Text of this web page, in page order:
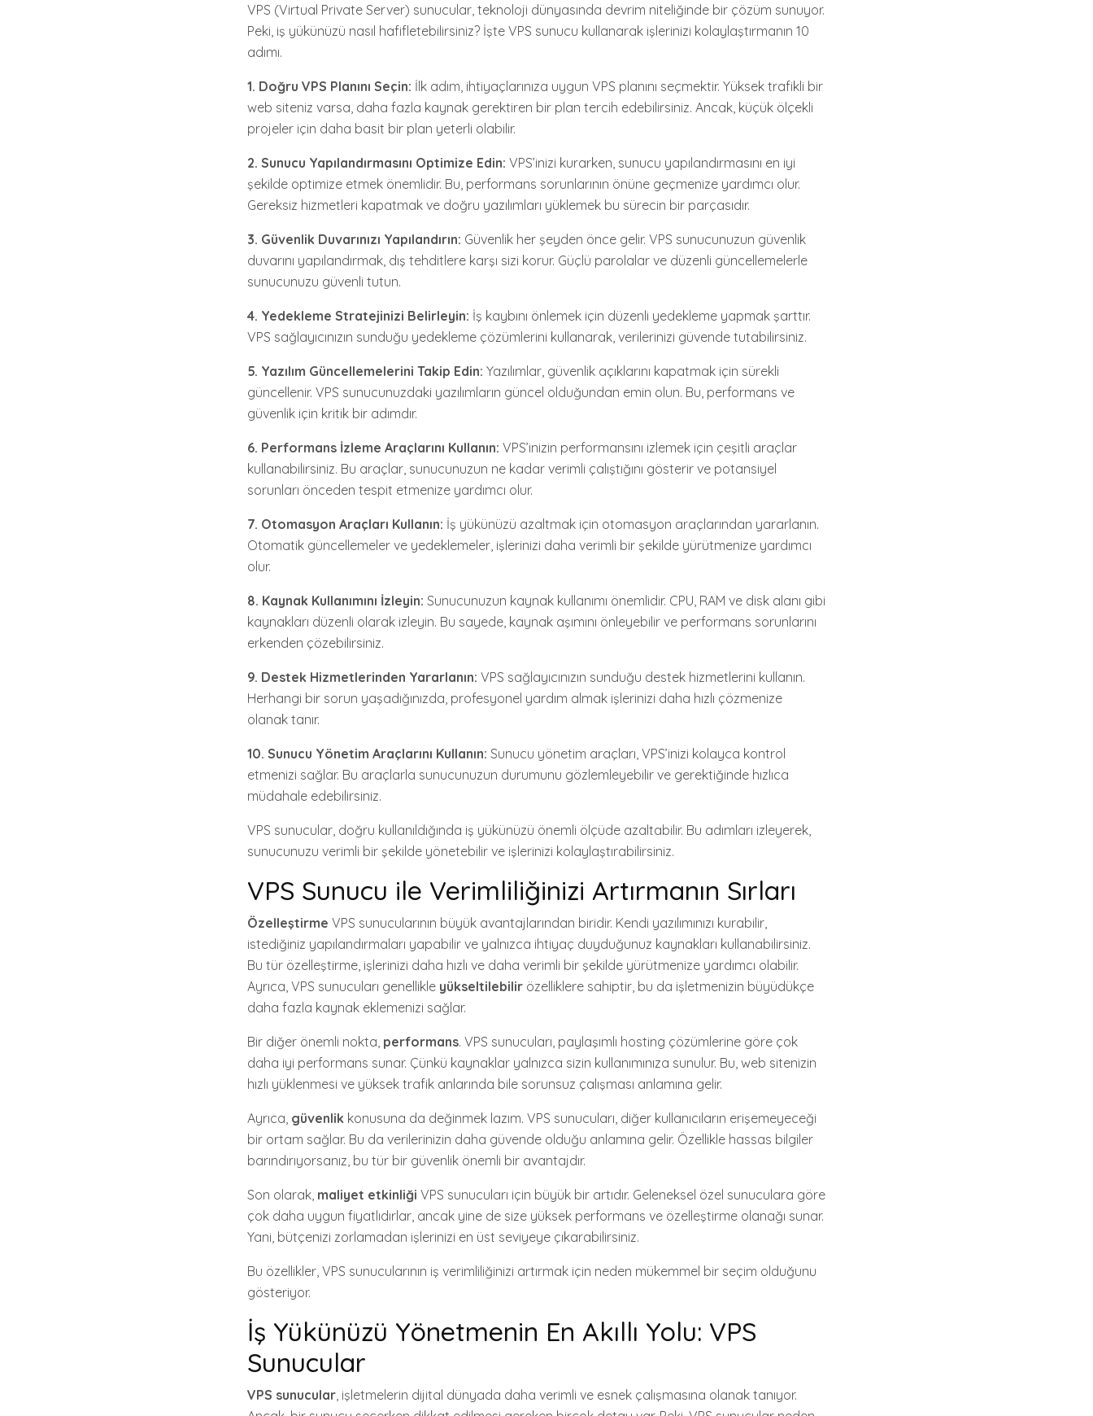
VPS (Virtual Private Server) sunucular, teknoloji dünyasında devrim niteliğinde bir çözüm sunuyor.
Peki, iş yükünüzü nasıl hafifletebilirsiniz? İşte VPS sunucu kullanarak işlerinizi kolaylaştırmanın 10
adımı.
1. Doğru VPS Planını Seçin: İlk adım, ihtiyaçlarınıza uygun VPS planını seçmektir. Yüksek trafikli bir
web siteniz varsa, daha fazla kaynak gerektiren bir plan tercih edebilirsiniz. Ancak, küçük ölçekli
projeler için daha basit bir plan yeterli olabilir.
2. Sunucu Yapılandırmasını Optimize Edin: VPS’inizi kurarken, sunucu yapılandırmasını en iyi
şekilde optimize etmek önemlidir. Bu, performans sorunlarının önüne geçmenize yardımcı olur.
Gereksiz hizmetleri kapatmak ve doğru yazılımları yüklemek bu sürecin bir parçasıdır.
3. Güvenlik Duvarınızı Yapılandırın: Güvenlik her şeyden önce gelir. VPS sunucunuzun güvenlik
duvarını yapılandırmak, dış tehditlere karşı sizi korur. Güçlü parolalar ve düzenli güncellemelerle
sunucunuzu güvenli tutun.
4. Yedekleme Stratejinizi Belirleyin: İş kaybını önlemek için düzenli yedekleme yapmak şarttır.
VPS sağlayıcınızın sunduğu yedekleme çözümlerini kullanarak, verilerinizi güvende tutabilirsiniz.
5. Yazılım Güncellemelerini Takip Edin: Yazılımlar, güvenlik açıklarını kapatmak için sürekli
güncellenir. VPS sunucunuzdaki yazılımların güncel olduğundan emin olun. Bu, performans ve
güvenlik için kritik bir adımdır.
6. Performans İzleme Araçlarını Kullanın: VPS’inizin performansını izlemek için çeşitli araçlar
kullanabilirsiniz. Bu araçlar, sunucunuzun ne kadar verimli çalıştığını gösterir ve potansiyel
sorunları önceden tespit etmenize yardımcı olur.
7. Otomasyon Araçları Kullanın: İş yükünüzü azaltmak için otomasyon araçlarından yararlanın.
Otomatik güncellemeler ve yedeklemeler, işlerinizi daha verimli bir şekilde yürütmenize yardımcı
olur.
8. Kaynak Kullanımını İzleyin: Sunucunuzun kaynak kullanımı önemlidir. CPU, RAM ve disk alanı gibi
kaynakları düzenli olarak izleyin. Bu sayede, kaynak aşımını önleyebilir ve performans sorunlarını
erkenden çözebilirsiniz.
9. Destek Hizmetlerinden Yararlanın: VPS sağlayıcınızın sunduğu destek hizmetlerini kullanın.
Herhangi bir sorun yaşadığınızda, profesyonel yardım almak işlerinizi daha hızlı çözmenize
olanak tanır.
10. Sunucu Yönetim Araçlarını Kullanın: Sunucu yönetim araçları, VPS’inizi kolayca kontrol
etmenizi sağlar. Bu araçlarla sunucunuzun durumunu gözlemleyebilir ve gerektiğinde hızlıca
müdahale edebilirsiniz.
VPS sunucular, doğru kullanıldığında iş yükünüzü önemli ölçüde azaltabilir. Bu adımları izleyerek,
sunucunuzu verimli bir şekilde yönetebilir ve işlerinizi kolaylaştırabilirsiniz.
VPS Sunucu ile Verimliliğinizi Artırmanın Sırları
Özelleştirme VPS sunucularının büyük avantajlarından biridir. Kendi yazılımınızı kurabilir,
istediğiniz yapılandırmaları yapabilir ve yalnızca ihtiyaç duyduğunuz kaynakları kullanabilirsiniz.
Bu tür özelleştirme, işlerinizi daha hızlı ve daha verimli bir şekilde yürütmenize yardımcı olabilir.
Ayrıca, VPS sunucuları genellikle yükseltilebilir özelliklere sahiptir, bu da işletmenizin büyüdükçe
daha fazla kaynak eklemenizi sağlar.
Bir diğer önemli nokta, performans. VPS sunucuları, paylaşımlı hosting çözümlerine göre çok
daha iyi performans sunar. Çünkü kaynaklar yalnızca sizin kullanımınıza sunulur. Bu, web sitenizin
hızlı yüklenmesi ve yüksek trafik anlarında bile sorunsuz çalışması anlamına gelir.
Ayrıca, güvenlik konusuna da değinmek lazım. VPS sunucuları, diğer kullanıcıların erişemeyeceği
bir ortam sağlar. Bu da verilerinizin daha güvende olduğu anlamına gelir. Özellikle hassas bilgiler
barındırıyorsanız, bu tür bir güvenlik önemli bir avantajdır.
Son olarak, maliyet etkinliği VPS sunucuları için büyük bir artıdır. Geleneksel özel sunuculara göre
çok daha uygun fiyatlıdırlar, ancak yine de size yüksek performans ve özelleştirme olanağı sunar.
Yani, bütçenizi zorlamadan işlerinizi en üst seviyeye çıkarabilirsiniz.
Bu özellikler, VPS sunucularının iş verimliliğinizi artırmak için neden mükemmel bir seçim olduğunu
gösteriyor.
İş Yükünüzü Yönetmenin En Akıllı Yolu: VPS
Sunucular
VPS sunucular, işletmelerin dijital dünyada daha verimli ve esnek çalışmasına olanak tanıyor.